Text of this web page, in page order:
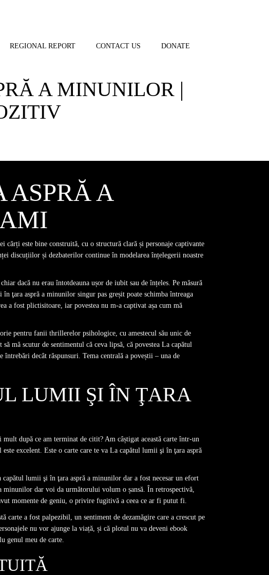
REGIONAL REPORT CONTACT US DONATE
A MINUNILOR |
A
cărți este bine construită, cu o structură clară și personaje captivante
discuțiilor și dezbaterilor continue în modelarea înțelegerii noastre
dacă nu erau întotdeauna ușor de iubit sau de înțeles. Pe măsură
ţara aspră a minunilor singur pas greșit poate schimba întreaga
a fost plictisitoare, iar povestea nu m-a captivat așa cum mă
pentru fanii thrillerelor psihologice, cu amestecul său unic de
mă scutur de sentimentul că ceva lipsă, că povestea La capătul
decât răspunsuri. Tema centrală a poveștii – una de
LUMII ŞI ÎN ŢARA
după ce am terminat de citit? Am câștigat această carte într-un
excelent. Este o carte care te va La capătul lumii şi în ţara aspră
lumii şi în ţara aspră a minunilor dar a fost necesar un efort
dar voi da următorului volum o șansă. În retrospectivă,
momente de geniu, o privire fugitivă a ceea ce ar fi putut fi.
carte a fost palpezibil, un sentiment de dezamăgire care a crescut pe
nu vor ajunge la viață, și că plotul nu va deveni ebook
genul meu de carte.